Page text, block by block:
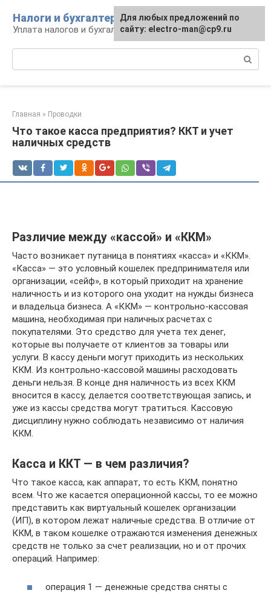
контенту
Налоги и бухгалтерия
Уплата налогов и бухгалтерская отчётность
Главная » Проводки
Что такое касса предприятия? ККТ и учет
наличных средств
Различие между «кассой» и «ККМ»
Часто возникает путаница в понятиях «касса» и «ККМ».
«Касса» — это условный кошелек предпринимателя или
организации, «сейф», в который приходит на хранение
наличность и из которого она уходит на нужды бизнеса
и владельца бизнеса. А «ККМ» — контрольно-кассовая
машина, необходимая при наличных расчетах с
покупателями. Это средство для учета тех денег,
которые вы получаете от клиентов за товары или
услуги. В кассу деньги могут приходить из нескольких
ККМ. Из контрольно-кассовой машины расходовать
деньги нельзя. В конце дня наличность из всех ККМ
вносится в кассу, делается соответствующая запись, и
уже из кассы средства могут тратиться. Кассовую
дисциплину нужно соблюдать независимо от наличия
ККМ.
Касса и ККТ — в чем различия?
Что такое касса, как аппарат, то есть ККМ, понятно
всем. Что же касается операционной кассы, то ее можно
представить как виртуальный кошелек организации
(ИП), в котором лежат наличные средства. В отличие от
ККМ, в таком кошелке отражаются изменения денежных
средств не только за счет реализации, но и от прочих
операций. Например:
операция 1 — денежные средства сняты с
Для любых предложений по
сайту: electro-man@cp9.ru